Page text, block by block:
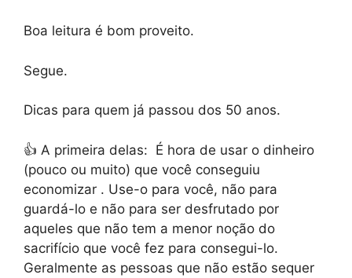
Boa leitura é bom proveito.
Segue.
Dicas para quem já passou dos 50 anos.
👍 A primeira delas: É hora de usar o dinheiro
(pouco ou muito) que você conseguiu
economizar . Use-o para você, não para
guardá-lo e não para ser desfrutado por
aqueles que não tem a menor noção do
sacrifício que você fez para consegui-lo.
Geralmente as pessoas que não estão sequer